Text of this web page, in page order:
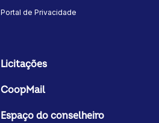
Portal de Privacidade
Licitações
CoopMail
Espaço do conselheiro